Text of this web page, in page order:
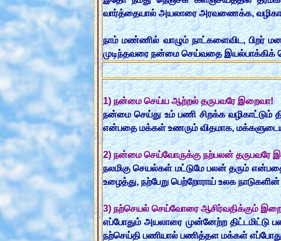
வார்த்தையால் அயலாரை அரவணைக்க,
நாம் மண்ணில் வாழும் நாட்களைவிட, பிறர்
முடிந்தவரை நன்மை செய்வதை இயல்பாக்கிக்
1) நன்மை செய்ய ஆற்றல் தருபவரே இறைவா!
நன்மை செய்து உம் பணி சிறக்க
என்பதை மக்கள் உணரும் விதமாக,
2) நன்மை செய்வோருக்கு நற்பலன் தருபவரே
நலமிகு செயல்கள் மட்டுமே பலன் தரும்
உழைத்து, நற்பேறு பெற்றோராய் உலக
3) நற்செயல் செய்வோரை ஆசிர்வதிக்கும்
எப்போதும் அயலாரை முன்னேற்ற திட்டமிட்டு
நற்செய்தி பணியால் பணித்தள மக்கள்